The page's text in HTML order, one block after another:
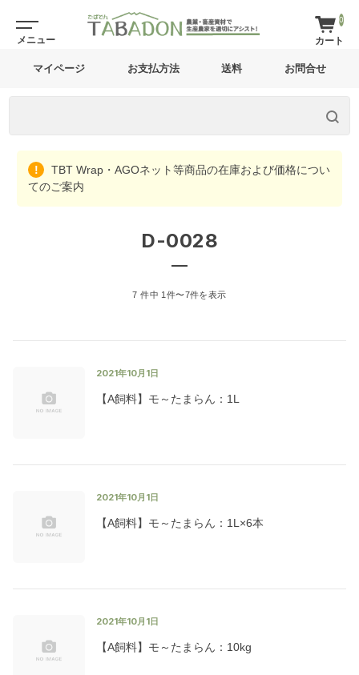
0
マイページ お支払方法 送料 お問合せ
TBT Wrap・AGOネット等商品の在庫および価格につい
てのご案内
D-0028
7 件中 1件〜7件を表示
2021年10月1日
【A飼料】モ～たまらん：1L
2021年10月1日
【A飼料】モ～たまらん：1L×6本
2021年10月1日
【A飼料】モ～たまらん：10kg